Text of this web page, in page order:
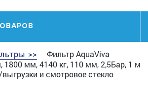
>>
Фильтр AquaViva
1800 мм, 4140 кг, 110 мм, 2,5Бар, 1 м
и смотровое стекло